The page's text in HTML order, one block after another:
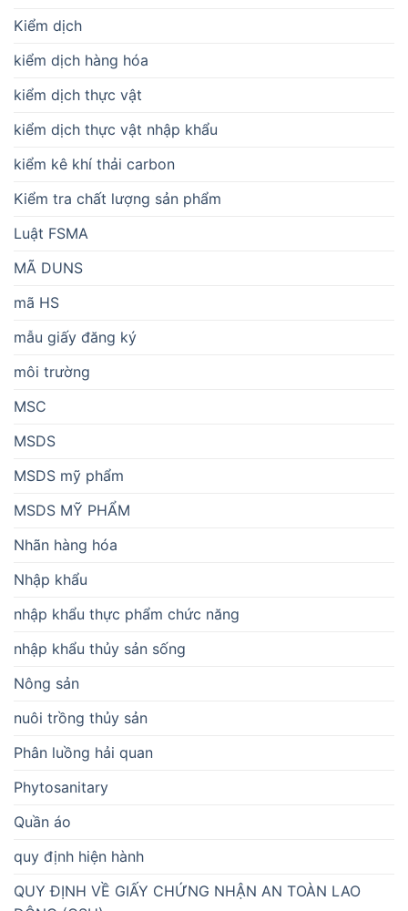
Kiểm dịch
kiểm dịch hàng hóa
kiểm dịch thực vật
kiểm dịch thực vật nhập khẩu
kiểm kê khí thải carbon
Kiểm tra chất lượng sản phẩm
Luật FSMA
MÃ DUNS
mã HS
mẫu giấy đăng ký
môi trường
MSC
MSDS
MSDS mỹ phẩm
MSDS MỸ PHẨM
Nhãn hàng hóa
Nhập khẩu
nhập khẩu thực phẩm chức năng
nhập khẩu thủy sản sống
Nông sản
nuôi trồng thủy sản
Phân luồng hải quan
Phytosanitary
Quần áo
quy định hiện hành
QUY ĐỊNH VỀ GIẤY CHỨNG NHẬN AN TOÀN LAO